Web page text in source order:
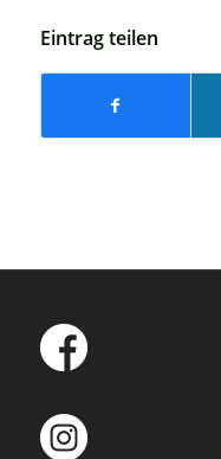
Eintrag teilen